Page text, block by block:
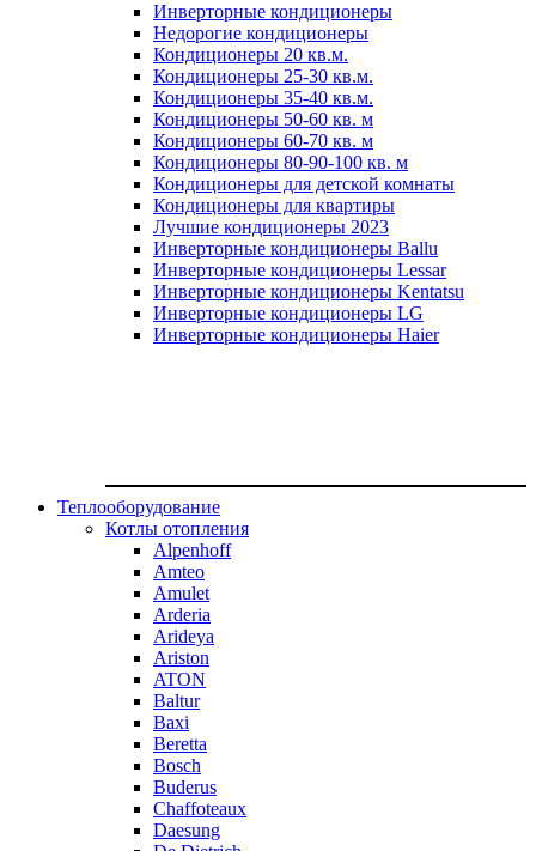
Инверторные кондиционеры
Недорогие кондиционеры
Кондиционеры 20 кв.м.
Кондиционеры 25-30 кв.м.
Кондиционеры 35-40 кв.м.
Кондиционеры 50-60 кв. м
Кондиционеры 60-70 кв. м
Кондиционеры 80-90-100 кв. м
Кондиционеры для детской комнаты
Кондиционеры для квартиры
Лучшие кондиционеры 2023
Инверторные кондиционеры Ballu
Инверторные кондиционеры Lessar
Инверторные кондиционеры Kentatsu
Инверторные кондиционеры LG
Инверторные кондиционеры Haier
Теплооборудование
Котлы отопления
Alpenhoff
Amteo
Amulet
Arderia
Arideya
Ariston
ATON
Baltur
Baxi
Beretta
Bosch
Buderus
Chaffoteaux
Daesung